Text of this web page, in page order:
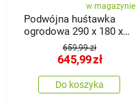
w magazynie
Podwójna huśtawka
ogrodowa 290 x 180 x
659,99 zł
645,99zł
Do koszyka